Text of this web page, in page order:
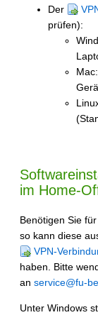
Der
prüfen):
im Home-
Benötigen Sie
so kann diese
VPN-
haben. Bitte
an service@fu-
Unter Windows